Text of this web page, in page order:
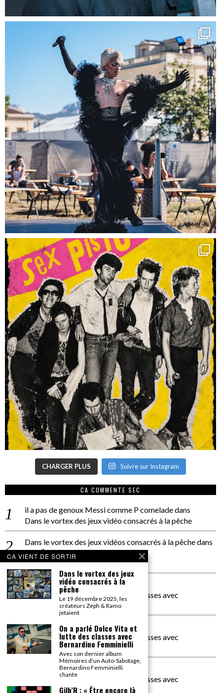
CHARGER PLUS Suivre sur Instagram
CA COMMENTE SEC
il a pas de genoux Messi comme P comeladedans
Dans le vortex des jeux vidéo consacrés à la pêche
Dans le vortex des jeux vidéos consacrés à la pêchedans
PACÔME THIELLEMENT
La séance d’Hip Gnose
La Patrie
dans
On a parlé Dolce Vita et lutte des classes avec
Bernardino Femminielli
carte noire negra à l'o tiededans
On a parlé Dolce Vita et lutte des classes avec
Bernardino Femminielli
moise et son mascarédans
On a parlé Dolce Vita et lutte des classes avec
Bernardino Femminielli
CA VIENT DE SORTIR
Dans le vortex des jeux
vidéo consacrés à la
pêche
Le 19 décembre 2025, les
créateurs Zeph & Ramo
jetaient
On a parlé Dolce Vita et
lutte des classes avec
Bernardino Femminielli
Avec son dernier album
Mémoires d’un Auto-Sabotage,
Bernardino Femminielli
chante
Gilb’R : « Être encore là